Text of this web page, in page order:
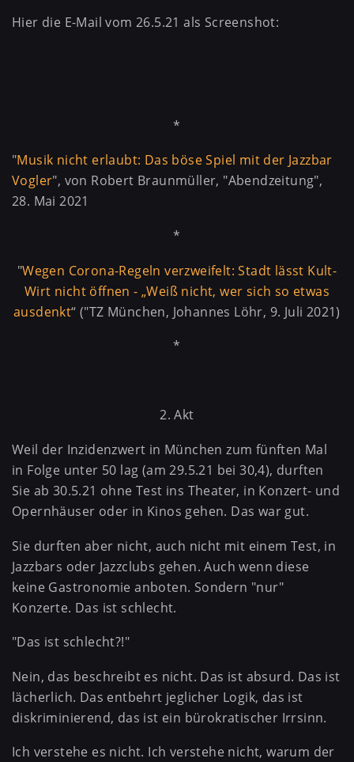
Hier die E-Mail vom 26.5.21 als Screenshot:
*
"Musik nicht erlaubt: Das böse Spiel mit der Jazzbar
Vogler", von Robert Braunmüller, "Abendzeitung",
28. Mai 2021
*
"Wegen Corona-Regeln verzweifelt: Stadt lässt Kult-
Wirt nicht öffnen - „Weiß nicht, wer sich so etwas
ausdenkt“ ("TZ München, Johannes Löhr, 9. Juli 2021)
*
2. Akt
Weil der Inzidenzwert in München zum fünften Mal
in Folge unter 50 lag (am 29.5.21 bei 30,4), durften
Sie ab 30.5.21 ohne Test ins Theater, in Konzert- und
Opernhäuser oder in Kinos gehen. Das war gut.
Sie durften aber nicht, auch nicht mit einem Test, in
Jazzbars oder Jazzclubs gehen. Auch wenn diese
keine Gastronomie anboten. Sondern "nur"
Konzerte. Das ist schlecht.
"Das ist schlecht?!"
Nein, das beschreibt es nicht. Das ist absurd. Das ist
lächerlich. Das entbehrt jeglicher Logik, das ist
diskriminierend, das ist ein bürokratischer Irrsinn.
Ich verstehe es nicht. Ich verstehe nicht, warum der